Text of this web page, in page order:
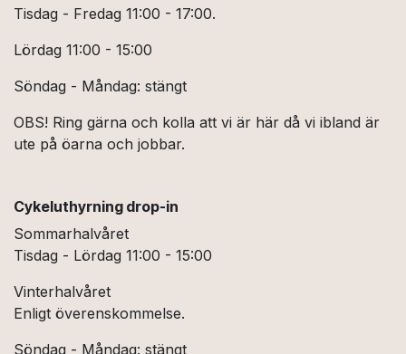
Tisdag - Fredag 11:00 - 17:00.
Lördag 11:00 - 15:00
Söndag - Måndag: stängt
OBS! Ring gärna och kolla att vi är här då vi ibland är
ute på öarna och jobbar.
Cykeluthyrning drop-in
Sommarhalvåret
Tisdag - Lördag 11:00 - 15:00
Vinterhalvåret
Enligt överenskommelse.
Söndag - Måndag: stängt